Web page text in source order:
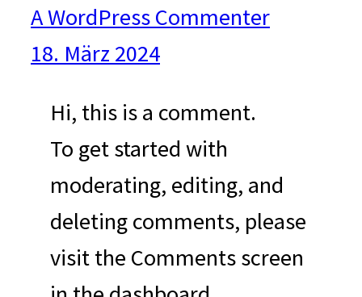
A WordPress Commenter
18. März 2024
Hi, this is a comment.
To get started with
moderating, editing, and
deleting comments, please
visit the Comments screen